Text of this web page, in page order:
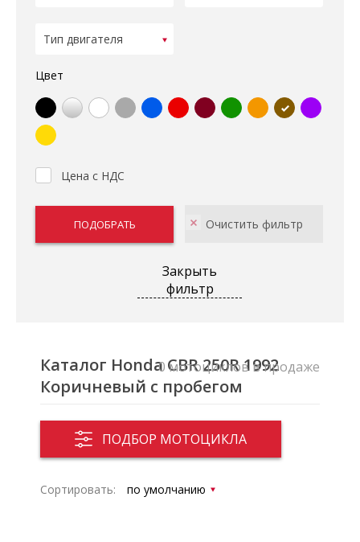
Цвет
Цена с НДС
Закрыть
фильтр
Каталог Honda CBR 250R 1992
Коричневый с пробегом
ПОДБОР МОТОЦИКЛА
0 мотоциклов в продаже
Сортировать: